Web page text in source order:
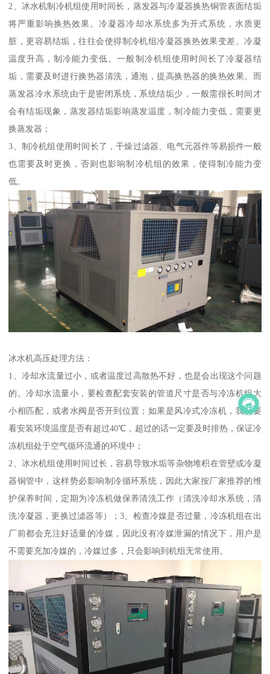
2、冰水机制冷机组使用时间长，蒸发器与冷凝器换热铜管表面结垢
将严重影响换热效果。冷凝器冷却水系统多为开式系统，水质更
脏，更容易结垢，往往会使得制冷机组冷凝器换热效果变差。冷凝
温度升高，制冷能力变低。一般制冷机组使用时间长了冷凝器结
垢，需要及时进行换热器清洗，通泡，提高换热器的换热效果。而
蒸发器冷水系统由于是密闭系统，系统结垢少，一般需很长时间才
会有结垢现象，蒸发器结垢影响蒸发温度，制冷能力变低，需要更
换蒸发器；
3、制冷机组使用时间长了，干燥过滤器、电气元器件等易损件一般
也需要及时更换，否则也影响制冷机组的效果，使得制冷能力变
低。
冰水机高压处理方法：
1、冷却水流量过小，或者温度过高散热不好，也是会出现这个问题
的。冷却水流量小，要检查配套安装的管道尺寸是否与冷冻机组大
小相匹配，或者水阀是否开到位置；如果是风冷式冷冻机，我们要
看安装环境温度是否有超过40℃，超过的话一定要及时排热，保证冷
冻机组处于空气循环流通的环境中；
2、冰水机组使用时间过长，容易导致水垢等杂物堆积在管壁或冷凝
器铜管中，这样势必影响制冷循环系统，因此大家按厂家推荐的维
护保养时间，定期为冷冻机做保养清洗工作（清洗冷却水系统，清
洗冷凝器，更换过滤器等）；3、检查冷媒是否过量，冷冻机组在出
厂前都会充注好适量的冷媒，因此没有冷媒泄漏的情况下，用户是
不需要充加冷媒的，冷媒过多，只会影响到机组无常使用。